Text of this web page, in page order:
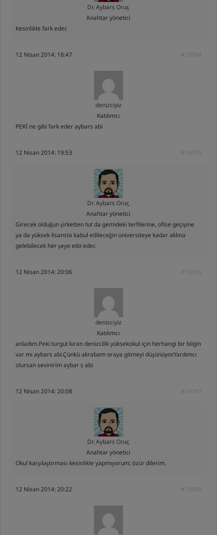
Dr. Aybars Oruç
Anahtar yönetici
Kesinlikle fark eder.
12 Nisan 2014: 18:47 #15094
denizciyiz
Katılımcı
PEKİ ne gibi fark eder aybars abi
12 Nisan 2014: 19:53 #15095
Dr. Aybars Oruç
Anahtar yönetici
Girecek olduğun şirketten tut da gemideki terfilerine, ofise geçişine
ya da yüksek lisansta kabul edileceğin üniversiteye kadar aklına
gelebilecek her şeye etki eder.
12 Nisan 2014: 20:06 #15096
denizciyiz
Katılımcı
anladım.Peki turgut kıran denizcilik yüksekokul için herhangi bir bilgin
var mı aybars abi.Çünkü akrabam oraya gitmeyi düşünüyor.Yardımcı
olursan sevinirim aybar s abi
12 Nisan 2014: 20:08 #15097
Dr. Aybars Oruç
Anahtar yönetici
Okul karşılaştırması kesinlikle yapmıyorum; özür dilerim.
12 Nisan 2014: 20:22 #15098